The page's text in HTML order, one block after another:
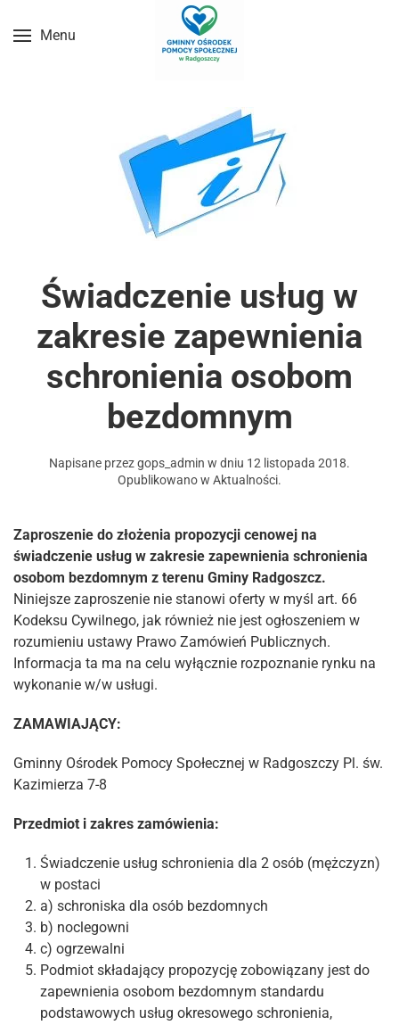
Przejdź do treści głównej
Menu
Świadczenie usług w
zakresie zapewnienia
schronienia osobom
bezdomnym
Napisane przezgops_admin w dniu 12 listopada 2018.
Opublikowano w Aktualności.
Zaproszenie do złożenia propozycji cenowej na
świadczenie usług w zakresie zapewnienia schronienia
osobom bezdomnym z terenu Gminy Radgoszcz.
Niniejsze zaproszenie nie stanowi oferty w myśl art. 66
Kodeksu Cywilnego, jak również nie jest ogłoszeniem w
rozumieniu ustawy Prawo Zamówień Publicznych.
Informacja ta ma na celu wyłącznie rozpoznanie rynku na
wykonanie w/w usługi.
ZAMAWIAJĄCY:
Gminny Ośrodek Pomocy Społecznej w Radgoszczy Pl. św.
Kazimierza 7-8
Przedmiot i zakres zamówienia:
Świadczenie usług schronienia dla 2 osób (mężczyzn)
w postaci
a) schroniska dla osób bezdomnych
b) noclegowni
c) ogrzewalni
Podmiot składający propozycję zobowiązany jest do
zapewnienia osobom bezdomnym standardu
podstawowych usług okresowego schronienia,